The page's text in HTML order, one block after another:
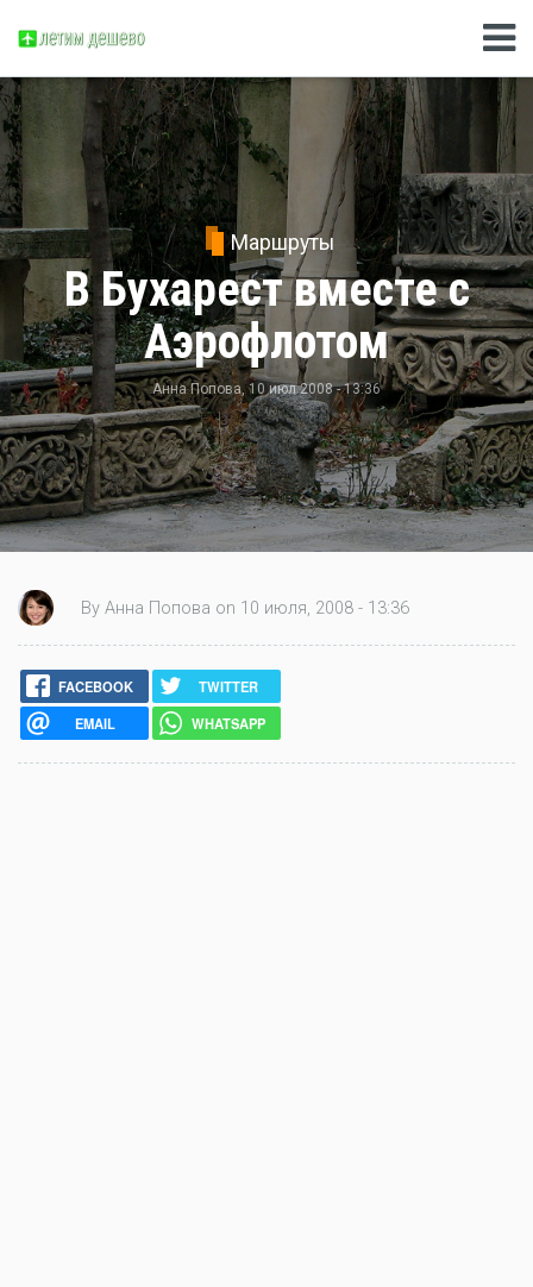
Маршруты
В Бухарест вместе с
Аэрофлотом
Анна Попова, 10 июл 2008 - 13:36
By Анна Попова on 10 июля, 2008 - 13:36
FACEBOOK
TWITTER
EMAIL
WHATSAPP